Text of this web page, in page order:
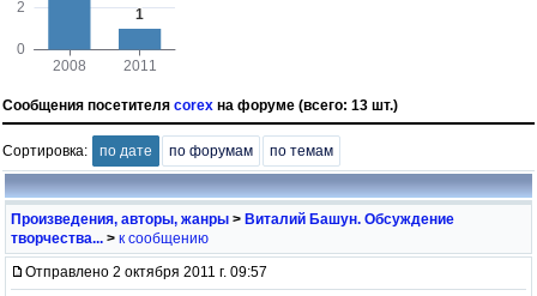
Сообщения посетителя corex на форуме (всего: 13 шт.)
Сортировка: по дате по форумам по темам
Произведения, авторы, жанры > Виталий Башун. Обсуждение
творчества... > к сообщению
Отправлено 2 октября 2011 г. 09:57